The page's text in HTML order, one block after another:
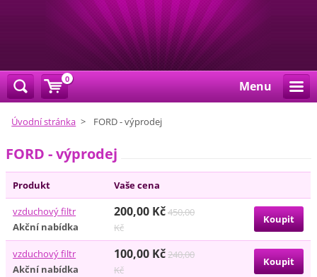
Menu
Úvodní stránka > FORD - výprodej
FORD - výprodej
Produkt Vaše cena
vzduchový filtr
Akční nabídka
200,00 Kč450,00
Kč
vzduchový filtr
Akční nabídka
100,00 Kč240,00
Kč
0